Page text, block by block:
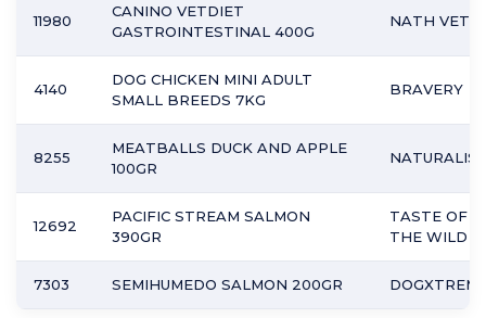
11980
CANINO VETDIET
GASTROINTESTINAL 400G
NATH VET
4140
DOG CHICKEN MINI ADULT
SMALL BREEDS 7KG
BRAVERY
8255
MEATBALLS DUCK AND APPLE
100GR
12692
PACIFIC STREAM SALMON
390GR
TASTE OF
THE WILD
7303 SEMIHUMEDO SALMON 200GR